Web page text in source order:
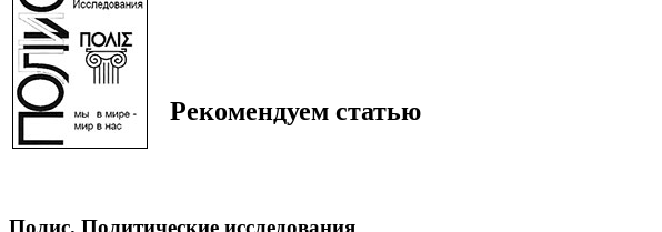
Рекомендуем статью
Полис. Политические исследования